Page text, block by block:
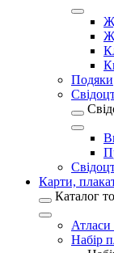
Подяки
Карти,
Каталог
Атласи
Набір